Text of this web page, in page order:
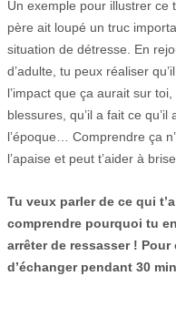
Un exemple pour illustrer ce
père ait loupé un truc
situation de détresse. En
d’adulte, tu peux réaliser
l’impact que ça aurait sur
blessures, qu’il a fait ce qu’il
l’époque… Comprendre ça
l’apaise et peut t’aider à
Tu veux parler de ce qui
comprendre pourquoi tu
arrêter de ressasser ! Pour
d’échanger pendant 30